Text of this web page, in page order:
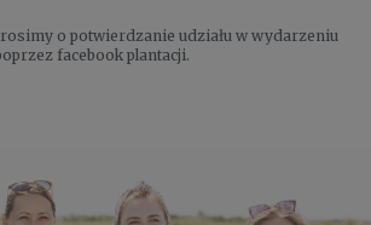
o potwierdzanie udziału w wydarzeniu
facebook plantacji.